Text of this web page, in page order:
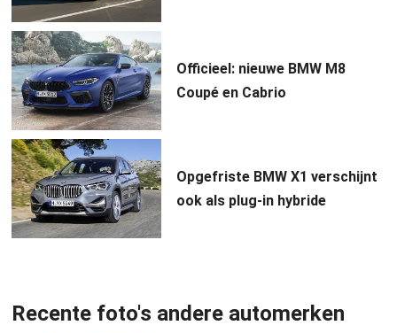
Officieel: nieuwe BMW M8
Coupé en Cabrio
Opgefriste BMW X1 verschijnt
ook als plug-in hybride
Recente foto's andere automerken